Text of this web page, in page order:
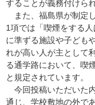
することが義務付けら
また、福島県が制定
1項では「喫煙をする
に準ずる施設や子ども
れが高い人が主として
る通学路において、喫
と規定されています。
今回投稿いただいた
通じ、学校敷地の外で